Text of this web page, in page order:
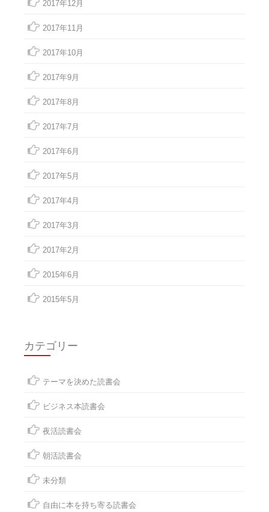
2017年12月
2017年11月
2017年10月
2017年9月
2017年8月
2017年7月
2017年6月
2017年5月
2017年4月
2017年3月
2017年2月
2015年6月
2015年5月
カテゴリー
テーマを決めた読書会
ビジネス本読書会
夜活読書会
朝活読書会
未分類
自由に本を持ち寄る読書会